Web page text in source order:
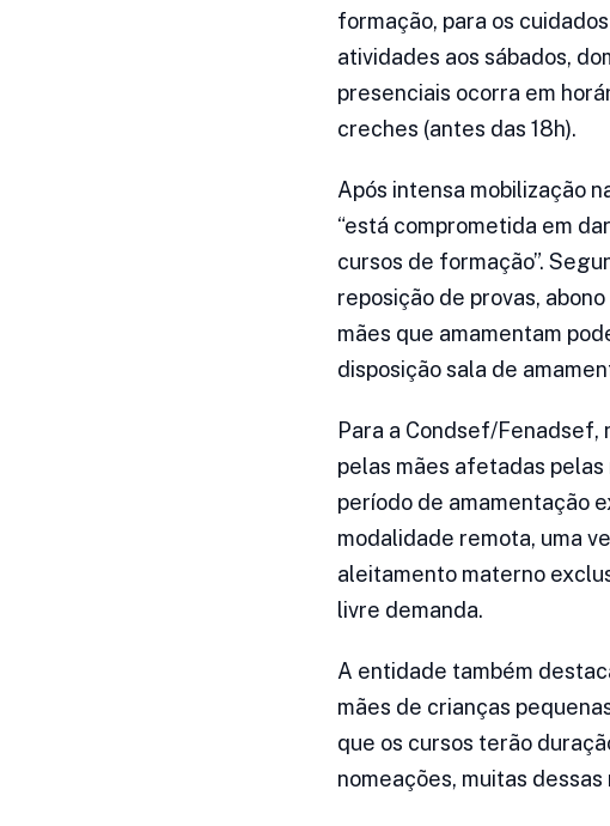
formação, para os
atividades aos sábados,
presenciais ocorra em
creches (antes das 18h).
Após intensa mobilização
“está comprometida em
cursos de formação”.
reposição de provas,
mães que amamentam
disposição sala de
Para a Condsef/
pelas mães afetadas
período de amamentação
modalidade remota, uma
aleitamento materno
livre demanda.
A entidade também
mães de crianças
que os cursos terão
nomeações, muitas